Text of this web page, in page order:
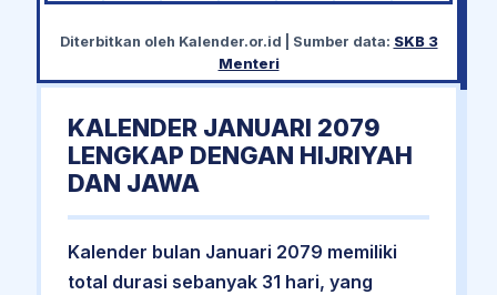
Diterbitkan oleh Kalender.or.id | Sumber data: SKB 3
Menteri
KALENDER JANUARI 2079
LENGKAP DENGAN HIJRIYAH
DAN JAWA
Kalender bulan Januari 2079 memiliki
total durasi sebanyak 31 hari, yang